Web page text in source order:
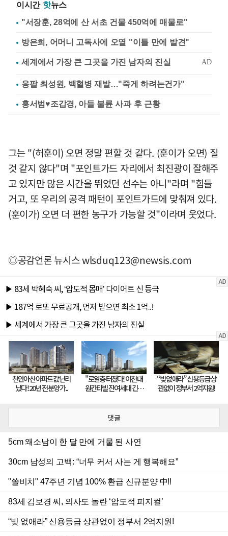
이시간 핫뉴스
"서장훈, 28억에 산 서초 건물 450억에 매물로"
방은희, 어머니 고독사에 오열 "이틀 만에 발견"
응팔 최성원, 백혈병 재발…"죽게 하려는건가"
홍서범♥조갑경, 아들 불륜 사과 후 근황
그는 "(허훈이) 오면 정말 편할 것 같다. (훈이가 오면) 질
것 같지 않다"며 "포인트가드 자리에서 최진광이 잘해주
고 있지만 많은 시간을 뛰었던 선수는 아니"라며 "힘들
거고, 또 우리의 공격 패턴이 포인트가드에 맞춰져 있다.
(훈이가) 오면 더 편한 농구가 가능할 것"이라며 웃었다.
◎공감언론 뉴시스wlsduq123@newsis.com
댓글